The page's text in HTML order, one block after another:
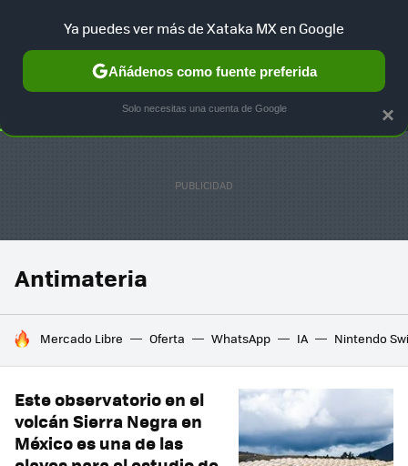
SELECCIÓN GAMING HOME AUTO TERRITORIO
Antimateria
HOY SE HABLA DE
Mercado Libre Oferta WhatsApp IA Nintendo
Este observatorio en el
volcán Sierra Negra en
México es una de las
×
Ya puedes ver más de Xataka MX en Google
Añádenos como fuente preferida
Solo necesitas una cuenta de Google